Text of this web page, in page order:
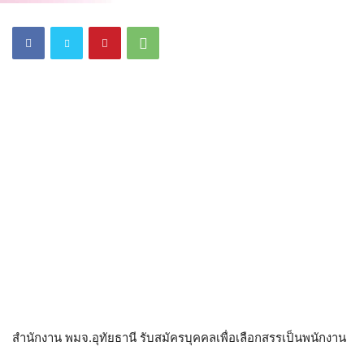
สำนักงาน พมจ.อุทัยธานี รับสมัครบุคคลเพื่อเลือกสรรเป็นพนักงาน